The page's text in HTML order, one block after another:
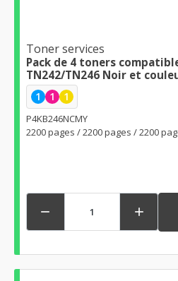
Toner services
Pack de 4 toners
TN242/TN246 Noir et
1 1 1
P4KB246NCMY
2200 pages / 2200 pages / 2200
 